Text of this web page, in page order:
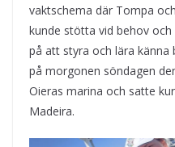
vaktschema där Tompa
kunde stötta vid behov och
på att styra och lära känna
på morgonen söndagen
Oieras marina och satte
Madeira.